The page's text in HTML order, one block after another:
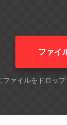
ファイ
ファイルをドロッ